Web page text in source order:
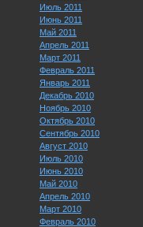
Июль 2011
Июнь 2011
Май 2011
Апрель 2011
Март 2011
Февраль 2011
Январь 2011
Декабрь 2010
Ноябрь 2010
Октябрь 2010
Сентябрь 2010
Август 2010
Июль 2010
Июнь 2010
Май 2010
Апрель 2010
Март 2010
Февраль 2010